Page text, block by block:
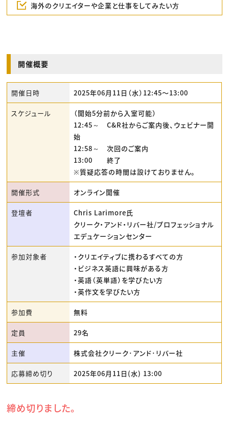
海外のクリエイターや企業と仕事をしてみたい方
開催概要
開催日時 2025年06月11日（水）12:45〜13:00
スケジュール
（開始5分前から入室可能）
12:45～ C&R社からご案内後、ウェビナー開
始
12:58～ 次回のご案内
13:00 終了
※質疑応答の時間は設けておりません。
開催形式 オンライン開催
登壇者
Chris Larimore氏
クリーク・アンド・リバー社/プロフェッショナル
エデュケーションセンター
参加対象者
・クリエイティブに携わるすべての方
・ビジネス英語に興味がある方
・英語（英単語）を学びたい方
・英作文を学びたい方
参加費 無料
定員 29名
主催 株式会社クリーク･アンド･リバー社
応募締め切り 2025年06月11日(水) 13:00
締め切りました。